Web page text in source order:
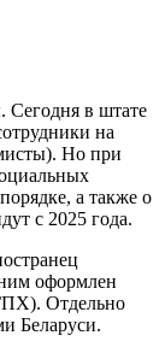
Сегодня в штате
на
Но при
а также о
с 2025 года.
оформлен
Отдельно
Беларуси.